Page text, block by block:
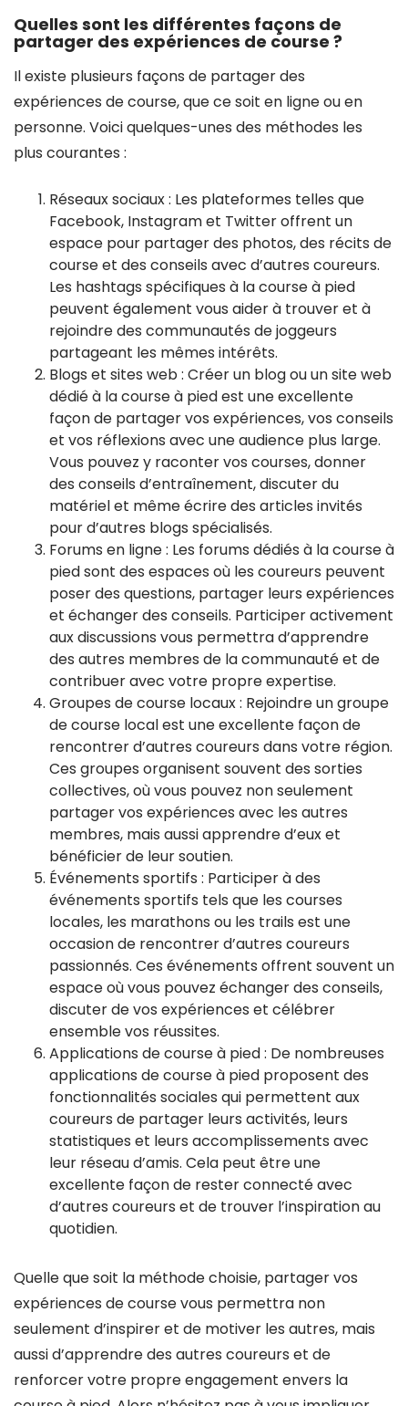
Quelles sont les différentes façons de
partager des expériences de course ?
Il existe plusieurs façons de partager des
expériences de course, que ce soit en ligne ou en
personne. Voici quelques-unes des méthodes les
plus courantes :
Réseaux sociaux : Les plateformes telles que
Facebook, Instagram et Twitter offrent un
espace pour partager des photos, des récits de
course et des conseils avec d’autres coureurs.
Les hashtags spécifiques à la course à pied
peuvent également vous aider à trouver et à
rejoindre des communautés de joggeurs
partageant les mêmes intérêts.
Blogs et sites web : Créer un blog ou un site web
dédié à la course à pied est une excellente
façon de partager vos expériences, vos conseils
et vos réflexions avec une audience plus large.
Vous pouvez y raconter vos courses, donner
des conseils d’entraînement, discuter du
matériel et même écrire des articles invités
pour d’autres blogs spécialisés.
Forums en ligne : Les forums dédiés à la course à
pied sont des espaces où les coureurs peuvent
poser des questions, partager leurs expériences
et échanger des conseils. Participer activement
aux discussions vous permettra d’apprendre
des autres membres de la communauté et de
contribuer avec votre propre expertise.
Groupes de course locaux : Rejoindre un groupe
de course local est une excellente façon de
rencontrer d’autres coureurs dans votre région.
Ces groupes organisent souvent des sorties
collectives, où vous pouvez non seulement
partager vos expériences avec les autres
membres, mais aussi apprendre d’eux et
bénéficier de leur soutien.
Événements sportifs : Participer à des
événements sportifs tels que les courses
locales, les marathons ou les trails est une
occasion de rencontrer d’autres coureurs
passionnés. Ces événements offrent souvent un
espace où vous pouvez échanger des conseils,
discuter de vos expériences et célébrer
ensemble vos réussites.
Applications de course à pied : De nombreuses
applications de course à pied proposent des
fonctionnalités sociales qui permettent aux
coureurs de partager leurs activités, leurs
statistiques et leurs accomplissements avec
leur réseau d’amis. Cela peut être une
excellente façon de rester connecté avec
d’autres coureurs et de trouver l’inspiration au
quotidien.
Quelle que soit la méthode choisie, partager vos
expériences de course vous permettra non
seulement d’inspirer et de motiver les autres, mais
aussi d’apprendre des autres coureurs et de
renforcer votre propre engagement envers la